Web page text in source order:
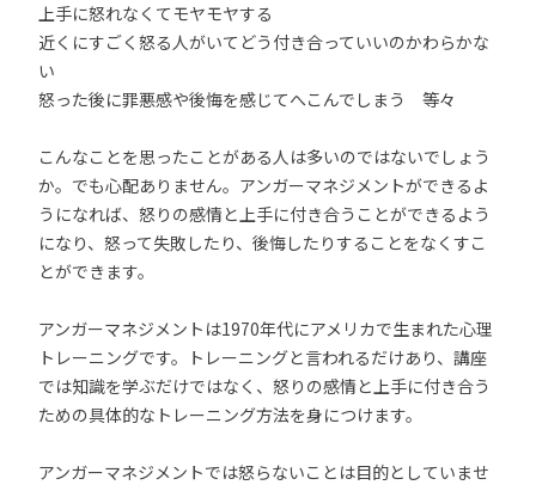
上手に怒れなくてモヤモヤする
近くにすごく怒る人がいてどう付き合っていいのかわらかな
い
怒った後に罪悪感や後悔を感じてへこんでしまう 等々
こんなことを思ったことがある人は多いのではないでしょう
か。でも心配ありません。アンガーマネジメントができるよ
うになれば、怒りの感情と上手に付き合うことができるよう
になり、怒って失敗したり、後悔したりすることをなくすこ
とができます。
アンガーマネジメントは1970年代にアメリカで生まれた心理
トレーニングです。トレーニングと言われるだけあり、講座
では知識を学ぶだけではなく、怒りの感情と上手に付き合う
ための具体的なトレーニング方法を身につけます。
アンガーマネジメントでは怒らないことは目的としていませ